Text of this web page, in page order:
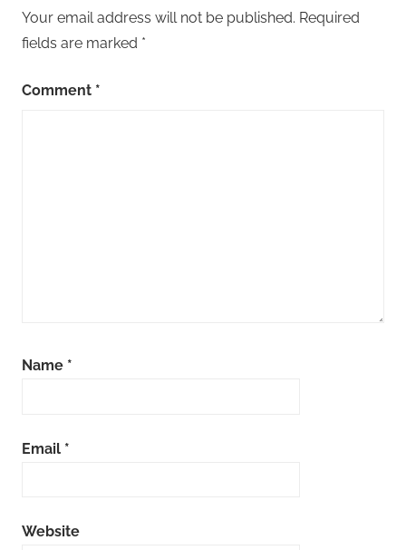
Your email address will not be published. Required
fields are marked *
Comment *
Name *
Email *
Website